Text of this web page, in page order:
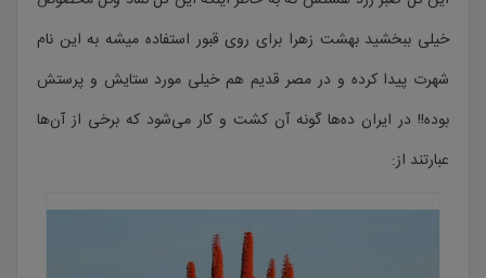
خیلی ببخشید بهشت زهرا برای روی قبور استفاده میشه به این نام
شهرت پیدا کرده و در مصر قدیم هم خیلی مورد ستایش و پرستش
بوده!! در ایران ده‌ها گونه آن کشت و کار می‌شود که برخی از آن‌ها
عبارتند از: